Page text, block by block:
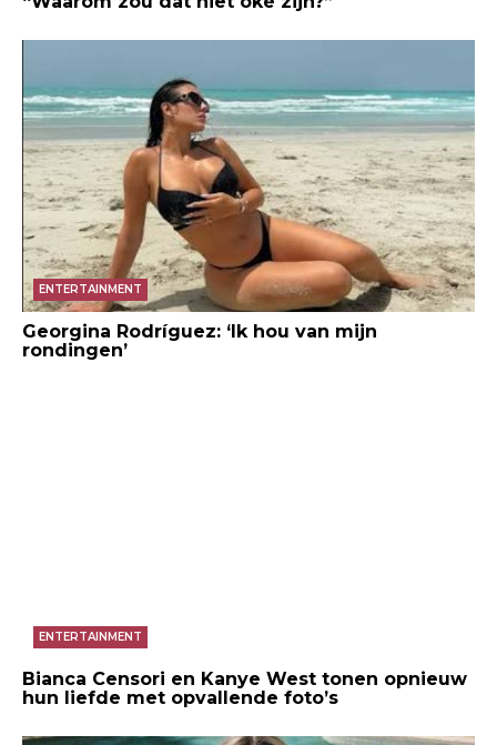
ENTERTAINMENT
Georgina Rodríguez: ‘Ik hou van mijn
rondingen’
ENTERTAINMENT
Bianca Censori en Kanye West tonen opnieuw
hun liefde met opvallende foto’s